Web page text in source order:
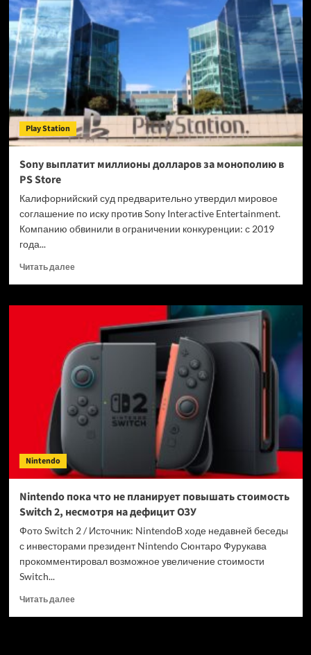
считает,
что
PC
игры
Sony
не
заработают
солидных
денег
Play Station
Sony выплатит миллионы долларов за монополию в
PS Store
Калифорнийский суд предварительно утвердил мировое
соглашение по иску против Sony Interactive Entertainment.
Компанию обвинили в ограничении конкуренции: с 2019
года...
Читать далееПрочитать
Sony
миллионы
долларов
за
монополию
в
PS
Store
Nintendo
Nintendo пока что не планирует повышать стоимость
Switch 2, несмотря на дефицит ОЗУ
Фото Switch 2 / Источник: NintendoВ ходе недавней беседы
с инвесторами президент Nintendo Сюнтаро Фурукава
прокомментировал возможное увеличение стоимости
Switch...
Читать далееПрочитать